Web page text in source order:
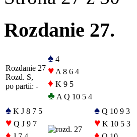
Rozdanie 27.
Rozdanie 27
Rozd. S,
po partii: -
♠ 4
♥ A 8 6 4
♦ K 9 5
♣ A Q 10 5 4
♠ K J 8 7 5
♥ Q J 9 7
♠ Q 10 9 3
♥ K 10 5 3